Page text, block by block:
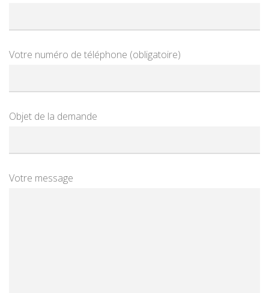
Votre numéro de téléphone (obligatoire)
Objet de la demande
Votre message